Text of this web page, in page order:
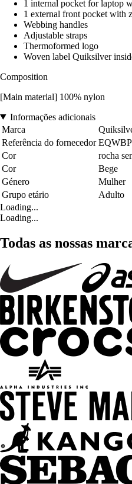
1 internal pocket for laptop
1 external front pocket with
Webbing handles
Adjustable straps
Thermoformed logo
Woven label Quiksilver
Composition
[Main material] 100% nylon
Informações adicionais
Marca
Referência do fornecedor
Cor
rocha
Cor
Bege
Género
Mulher
Grupo etário
Adulto
Loading...
Loading...
Todas as nossas